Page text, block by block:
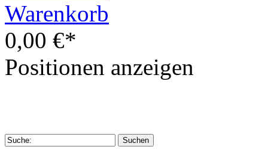
Warenkorb
0,00 €*
Positionen anzeigen